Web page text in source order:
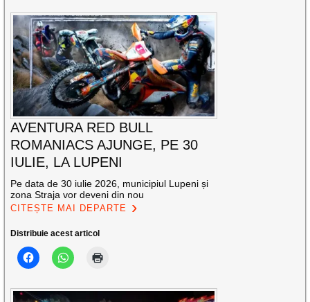
AVENTURA RED BULL
ROMANIACS AJUNGE, PE 30
IULIE, LA LUPENI
Pe data de 30 iulie 2026, municipiul Lupeni și
zona Straja vor deveni din nou
CITEȘTE MAI DEPARTE
Distribuie acest articol